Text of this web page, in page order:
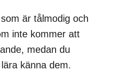
är tålmodig och
inte kommer att
medan du
känna dem.